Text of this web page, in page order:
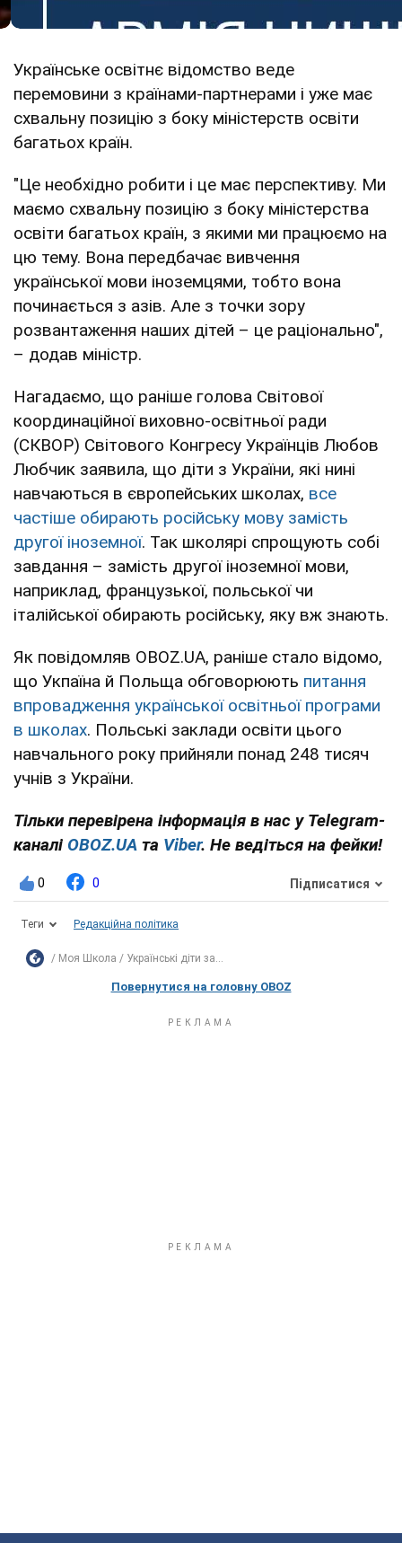
Українське освітнє відомство веде
перемовини з країнами-партнерами і уже має
схвальну позицію з боку міністерств освіти
багатьох країн.
"Це необхідно робити і це має перспективу. Ми
маємо схвальну позицію з боку міністерства
освіти багатьох країн, з якими ми працюємо на
цю тему. Вона передбачає вивчення
української мови іноземцями, тобто вона
починається з азів. Але з точки зору
розвантаження наших дітей – це раціонально",
– додав міністр.
Нагадаємо, що раніше голова Світової
координаційної виховно-освітньої ради
(СКВОР) Світового Конгресу Українців Любов
Любчик заявила, що діти з України, які нині
навчаються в європейських школах, все
частіше обирають російську мову замість
другої іноземної. Так школярі спрощують собі
завдання – замість другої іноземної мови,
наприклад, французької, польської чи
італійської обирають російську, яку вж знають.
Як повідомляв OBOZ.UA, раніше стало відомо,
що Укпаїна й Польща обговорюють питання
впровадження української освітньої програми
в школах. Польські заклади освіти цього
навчального року прийняли понад 248 тисяч
учнів з України.
Тільки перевірена інформація в нас у Telegram-
каналі OBOZ.UA та Viber. Не ведіться на фейки!
0 0 Підписатися
Теги Редакційна політика
Моя Школа Українські діти за...
Повернутися на головну OBOZ